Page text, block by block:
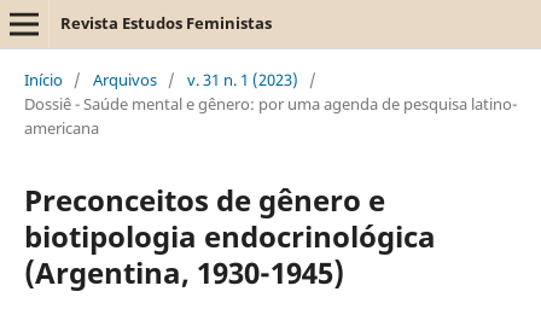
Revista Estudos Feministas
Início / Arquivos / v. 31 n. 1 (2023)
/
Dossiê - Saúde mental e gênero: por uma agenda de pesquisa latino-
americana
Preconceitos de gênero e
biotipologia endocrinológica
(Argentina, 1930-1945)